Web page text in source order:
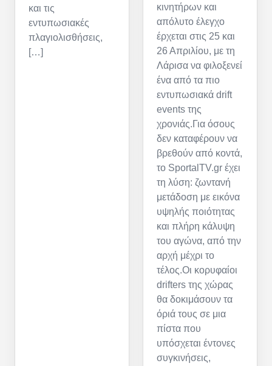
και τις
εντυπωσιακές
πλαγιολισθήσεις,
[…]
κινητήρων και
απόλυτο έλεγχο
έρχεται στις 25 και
26 Απριλίου, με τη
Λάρισα να φιλοξενεί
ένα από τα πιο
εντυπωσιακά drift
events της
χρονιάς.Για όσους
δεν καταφέρουν να
βρεθούν από κοντά,
το SportalTV.gr έχει
τη λύση: ζωντανή
μετάδοση με εικόνα
υψηλής ποιότητας
και πλήρη κάλυψη
του αγώνα, από την
αρχή μέχρι το
τέλος.Οι κορυφαίοι
drifters της χώρας
θα δοκιμάσουν τα
όριά τους σε μια
πίστα που
υπόσχεται έντονες
συγκινήσεις,